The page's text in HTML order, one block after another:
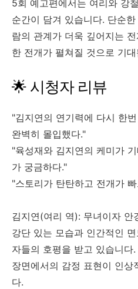
5회 예고편에서는 여리와 강
순간이 담겨 있습니다. 단순
람의 관계가 더욱 깊어지는
한 전개가 펼쳐질 것으로 기대
🌟 시청자 리뷰
"김지연의 연기력에 다시 한
완벽히 몰입했다."
"육성재와 김지연의 케미가
가 궁금하다."
"스토리가 탄탄하고 전개가
김지연(여리 역): 무녀이자 안
강단 있는 모습과 인간적인
자들의 호평을 받고 있습니다
장면에서의 감정 표현이 인상
다.